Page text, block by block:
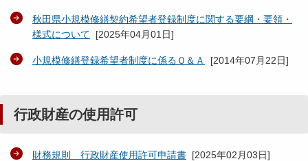
秋田県小規模修繕契約希望者登録制度に関する要綱・要領・
様式について [2025年04月01日]
小規模修繕登録希望者制度に係るＱ＆Ａ [2014年07月22日]
行政財産の使用許可
財務規則 行政財産使用許可申請書 [2025年02月03日]